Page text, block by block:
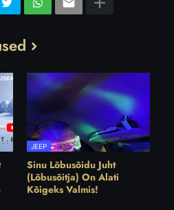
JEEP
Sinu Lõbusõidu Juht
(Lõbusõitja) On Alati
Kõigeks Valmis!